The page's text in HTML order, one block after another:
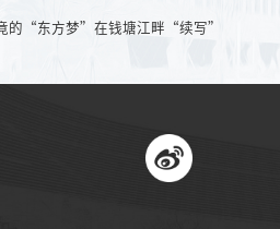
的“东方梦”在钱塘江畔“续写”